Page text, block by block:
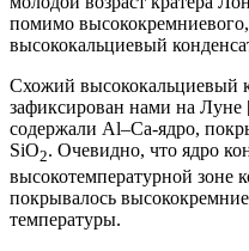
помимо
высококальциевый
Схожий высококальциевый
зафиксирован нами на Луне
содержали Al–Ca-ядро,
SiO2. Очевидно, что ядро
высокотемпературной зоне
покрывалось
температуры.